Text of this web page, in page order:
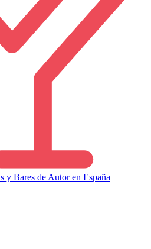
y Bares de Autor en España